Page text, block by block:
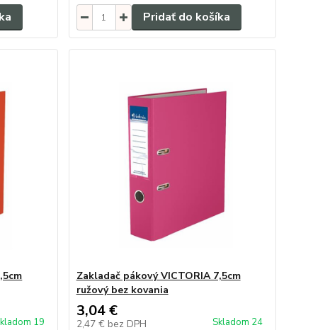
Pridať do košíka
19
Zakladač pákový VICTORIA 7,5cm
ružový bez kovania
3,04 €
2,47 € bez DPH Skladom 24